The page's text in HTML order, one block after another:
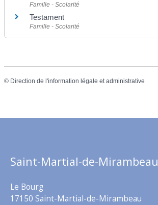
Famille - Scolarité
Testament
Famille - Scolarité
© Direction de l'information légale et administrative
Saint-Martial-de-Mirambeau
Le Bourg
17150 Saint-Martial-de-Mirambeau